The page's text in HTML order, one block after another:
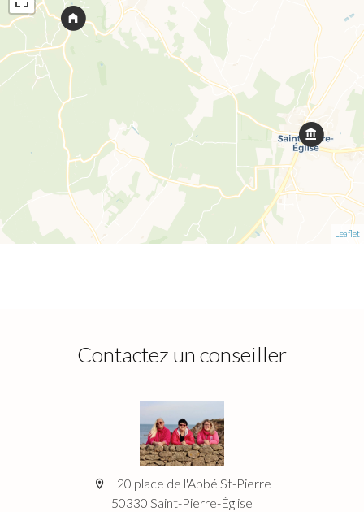
Leaflet
Contactez un conseiller
20 place de l'Abbé St-Pierre
50330 Saint-Pierre-Église